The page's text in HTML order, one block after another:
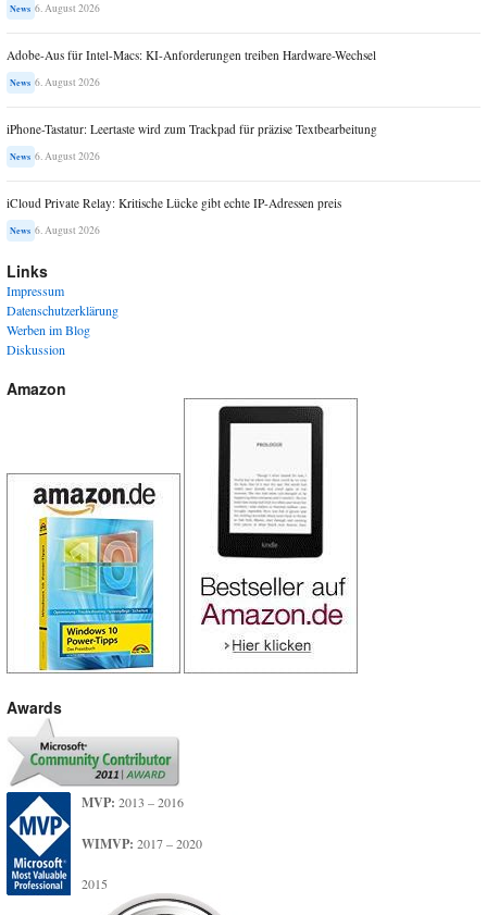
News 6. August 2026
Adobe-Aus für Intel-Macs: KI-Anforderungen treiben Hardware-Wechsel
News 6. August 2026
iPhone-Tastatur: Leertaste wird zum Trackpad für präzise Textbearbeitung
News 6. August 2026
iCloud Private Relay: Kritische Lücke gibt echte IP-Adressen preis
News 6. August 2026
Links
Impressum
Datenschutzerklärung
Werben im Blog
Diskussion
Amazon
Awards
MVP: 2013 – 2016
WIMVP: 2017 – 2020
2015